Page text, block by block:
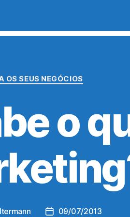
Categorias
OS SEUS NEGÓCIOS
o
Data09/07/2013